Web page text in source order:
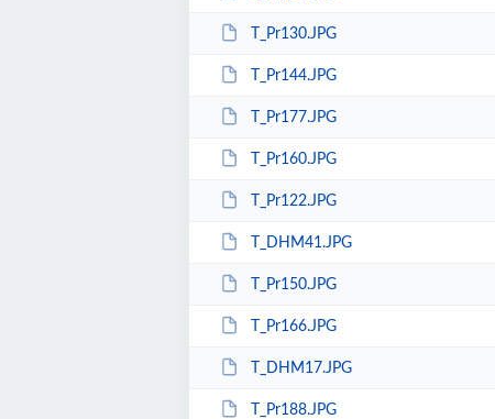
T_Pr130.JPG
T_Pr144.JPG
T_Pr177.JPG
T_Pr160.JPG
T_Pr122.JPG
T_DHM41.JPG
T_Pr150.JPG
T_Pr166.JPG
T_DHM17.JPG
T_Pr188.JPG